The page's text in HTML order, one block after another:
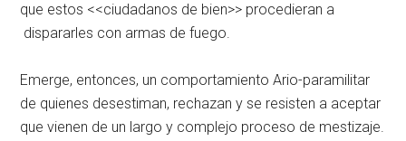
que estos <<ciudadanos de bien>> procedieran a
dispararles con armas de fuego.
Emerge, entonces, un comportamiento Ario-paramilitar
de quienes desestiman, rechazan y se resisten a aceptar
que vienen de un largo y complejo proceso de mestizaje.